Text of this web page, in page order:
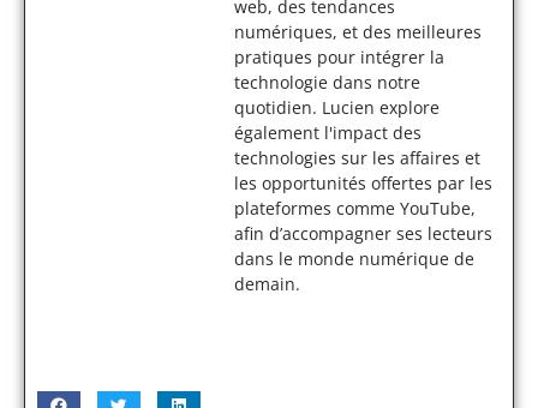
web, des tendances
numériques, et des meilleures
pratiques pour intégrer la
technologie dans notre
quotidien. Lucien explore
également l'impact des
technologies sur les affaires et
les opportunités offertes par les
plateformes comme YouTube,
afin d’accompagner ses lecteurs
dans le monde numérique de
demain.